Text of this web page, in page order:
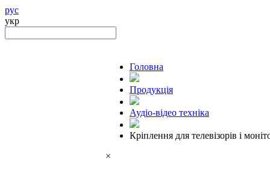
рус
укр
Головна
Продукцiя
Аудіо-відео техніка
Кріплення для телевізорів і
×